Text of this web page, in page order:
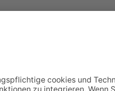
eine Ablöse in das